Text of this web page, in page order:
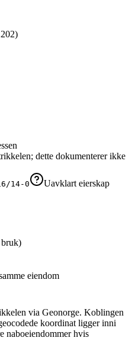
)
dette dokumenterer ikke
14-0
Uavklart eierskap
)
eiendom
via Geonorge. Koblingen
koordinat ligger inni
naboeiendommer hvis